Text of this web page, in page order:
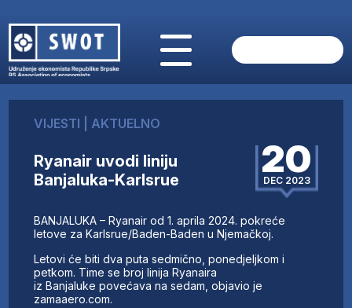
O NAMA
AKTUELNO
ANALIZE
FINANSIJE
IZ STRANIH MEDIJA
AKTIVNOSTI
SWOT INTERVJU
UČLANI SE
VIJESTI AKTUELNO
Ryanair uvodi liniju
Banjaluka-Karlsrue
20
DEC 2023
BANJALUKA – Ryanair od 1. aprila 2024. pokreće
letove za Karlsrue/Baden-Baden u Njemačkoj.
Letovi će biti dva puta sedmično, ponedjeljkom i
petkom. Time se broj linija Ryanaira
iz Banjaluke povećava na sedam, objavio je
zamaaero.com.